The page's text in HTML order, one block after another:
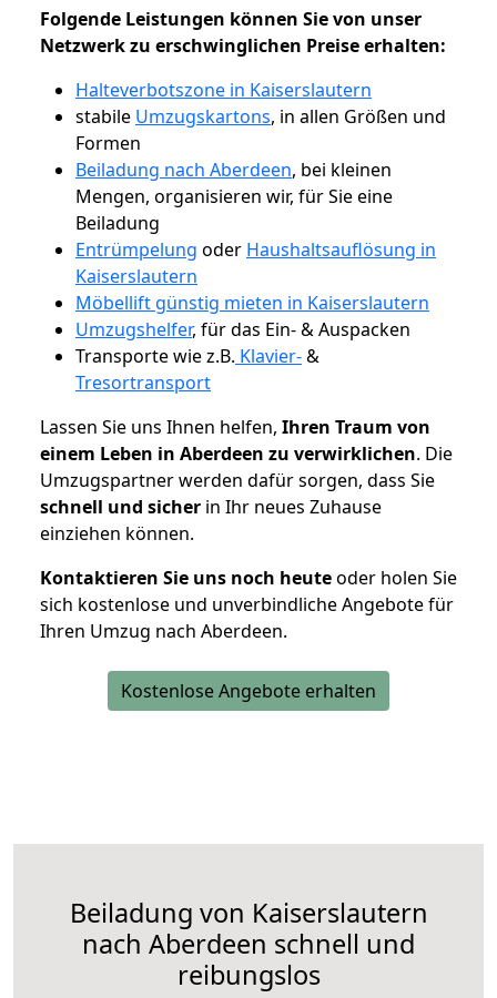
Folgende Leistungen können Sie von unser
Netzwerk zu erschwinglichen Preise erhalten:
Halteverbotszone in Kaiserslautern
stabile Umzugskartons, in allen Größen und
Formen
Beiladung nach Aberdeen, bei kleinen
Mengen, organisieren wir, für Sie eine
Beiladung
Entrümpelung oder Haushaltsauflösung in
Kaiserslautern
Möbellift günstig mieten in Kaiserslautern
Umzugshelfer, für das Ein- & Auspacken
Transporte wie z.B. Klavier-&
Tresortransport
Lassen Sie uns Ihnen helfen, Ihren Traum von
einem Leben in Aberdeen zu verwirklichen. Die
Umzugspartner werden dafür sorgen, dass Sie
schnell und sicher in Ihr neues Zuhause
einziehen können.
Kontaktieren Sie uns noch heuteoder holen Sie
sich kostenlose und unverbindliche Angebote für
Ihren Umzug nach Aberdeen.
Kostenlose Angebote erhalten
Beiladung von Kaiserslautern
nach Aberdeen schnell und
reibungslos